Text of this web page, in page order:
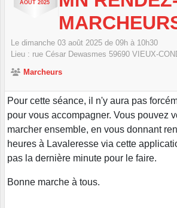
AOÛT 2025
Le dimanche 03 août 2025 de 09h à 10h30
Lieu : rue César Dewasmes 59690 VIEUX-
Marcheurs
Pour cette séance, il n'y aura pas
pour vous accompagner. Vous pouvez
marcher ensemble, en vous donnant
heures à Lavaleresse via cette
pas la dernière minute pour le faire.
Bonne marche à tous.